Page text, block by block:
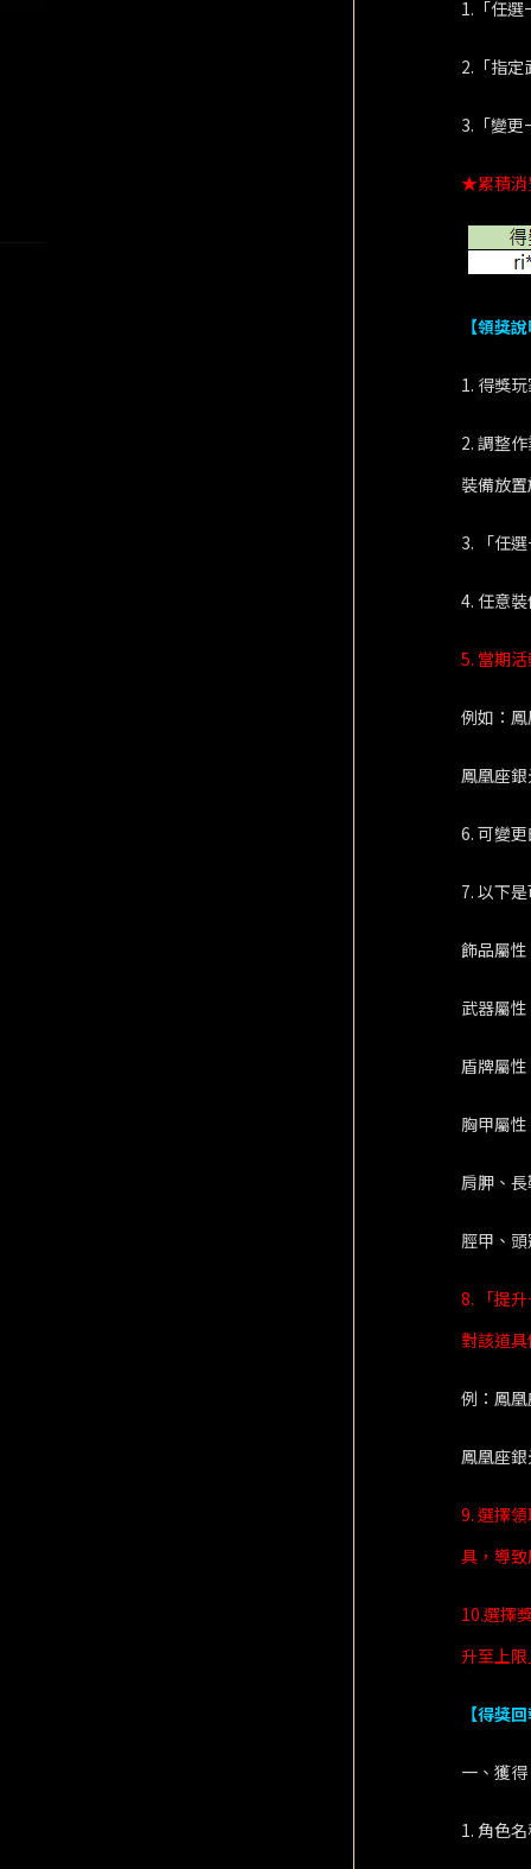
1.「任
2.「指定
3.「變更
★累積消
【領獎
1. 得獎
2. 調整
裝備放
3. 「任
4. 任意
5. 當期
例如：
鳳凰座
6. 可變
7. 以下
飾品屬
武器屬
盾牌屬
胸甲屬
肩胛、
脛甲、
8. 「提
對該道
例：鳳
鳳凰座
9. 選擇
具，導
10.選擇
升至上
【得獎
一、獲
1. 角色